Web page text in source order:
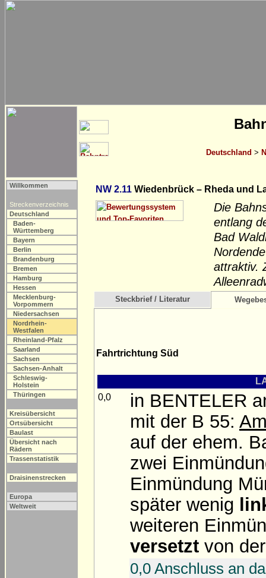
Deutschland >
Willkommen
Streckenverzeichnis
Deutschland
Baden-
Württemberg
Bayern
Berlin
Brandenburg
Bremen
Hamburg
Hessen
Mecklenburg-
Vorpommern
Niedersachsen
Nordrhein-
Westfalen
Rheinland-Pfalz
Saarland
Sachsen
Sachsen-Anhalt
Schleswig-
Holstein
Thüringen
Kreisübersicht
Ortsübersicht
Baulast
Übersicht nach
Rädern
Trassenstatistik
Draisinenstrecken
Europa
Weltweit
NW 2.11 Wiedenbrück – Rheda und
Die
entlang
Bad
attraktiv.
Steckbrief / Literatur
Fahrtrichtung Süd
0,0
in BENTELER
mit der B 55:
auf der ehem.
zwei
Einmündung
später wenig
weiteren
versetzt von
0,0 Anschluss an